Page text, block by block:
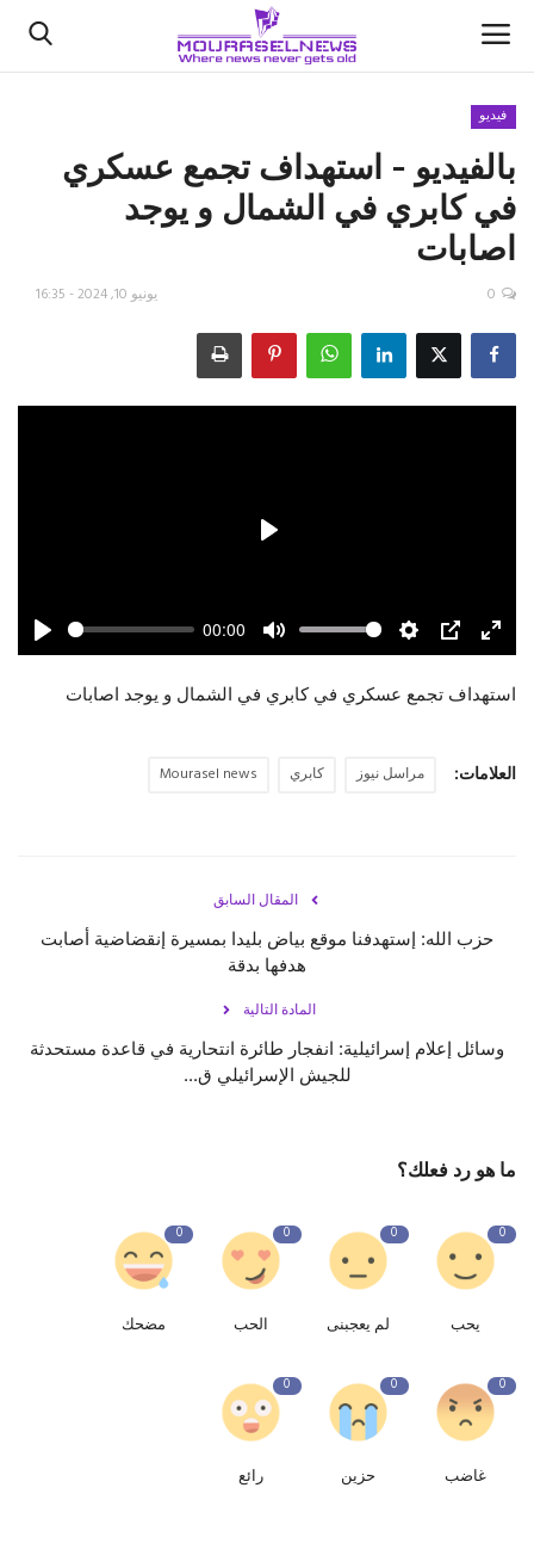
الأخبار
كتّابنا
السعودية
اقتصاد
علوم وتكنولوجيا
فيديو
بالفيديو - استهداف تجمع عسكري
في كابري في الشمال و يوجد
اصابات
يونيو 10, 2024 - 16:35 0
Play
00:00
Mute
Settings
PIP
Enter
استهداف تجمع عسكري في كابري في الشمال و يوجد اصابات
العلامات: مراسل نيوز كابري Mourasel news
المقال السابق
حزب الله: إستهدفنا موقع بياض بليدا بمسيرة إنقضاضية أصابت
‏هدفها بدقة
المادة التالية
وسائل إعلام إسرائيلية: انفجار طائرة انتحارية في قاعدة مستحدثة
للجيش الإسرائيلي ق...
ما هو رد فعلك؟
0
يحب
0
لم يعجبنى
0
الحب
0
مضحك
0
غاضب
0
حزين
0
رائع